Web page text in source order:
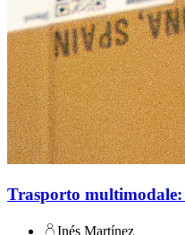
Trasporto multimodale:
Inés Martínez